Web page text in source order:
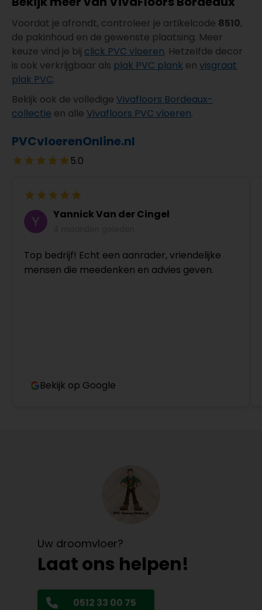
Voordat je afrondt, controleer je artikelcode 8510,
de pakinhoud en de gewenste plaatsing. Meer
keuze vind je bij click PVC vloeren. Hetzelfde decor
is ook verkrijgbaar als plak PVC plank en visgraat
plak PVC.
Bekijk ook de volledige Vivafloors Bordeaux-
collectie en alle Vivafloors PVC vloeren.
PVCvloerenOnline.nl
5.0
Yannick Van der Cingel
Top bedrijf! Echt een aanrader, vriendelijke
mensen die meedenken en advies geven.
Bekijk op Google
Uw droomvloer?
Laat ons helpen!
0512 33 00 75